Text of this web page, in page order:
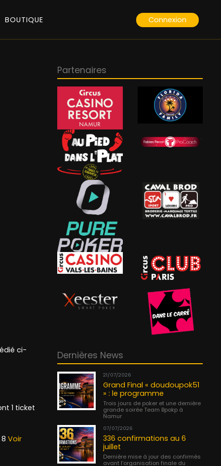
BOUTIQUE Connexion
ci-
1 ticket
Voir
Partenaires
Dernières News
21/07/2026
Grand Final « doudoupok51
» : le programme
Trois jours de poker et une dernière
grande soirée Team Bpokp à
Namur
07/07/2026
336 confirmations au 6
juillet
Dernière mise à jour des confirmés
avant l’organisation finale du